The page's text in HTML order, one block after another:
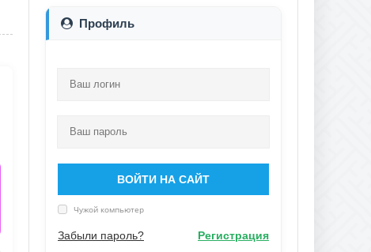
Профиль
ВОЙТИ НА САЙТ
Чужой компьютер
Забыли пароль? Регистрация